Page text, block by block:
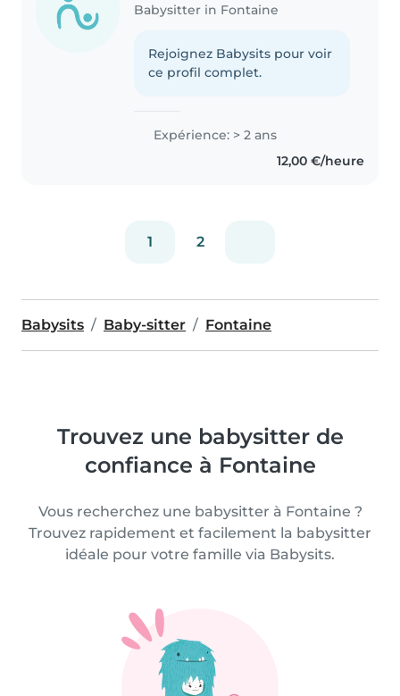
Babysitter in Fontaine
Rejoignez Babysits pour voir
ce profil complet.
Expérience: > 2 ans
12,00 €/heure
1 2
Babysits Baby-sitter Fontaine
Trouvez une babysitter de
confiance à Fontaine
Vous recherchez une babysitter à Fontaine ?
Trouvez rapidement et facilement la babysitter
idéale pour votre famille via Babysits.